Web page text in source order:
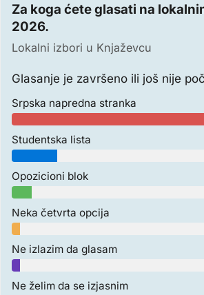
Za koga ćete glasati na
2026.
Lokalni izbori u Knjaževcu
Glasanje je završeno ili još nije
Srpska napredna stranka
Studentska lista
Opozicioni blok
Neka četvrta opcija
Ne izlazim da glasam
Ne želim da se izjasnim